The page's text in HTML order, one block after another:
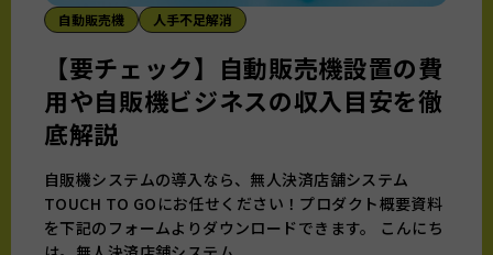
自動販売機 人手不足解消
【要チェック】自動販売機設置の費
用や自販機ビジネスの収入目安を徹
底解説
自販機システムの導入なら、無人決済店舗システム
TOUCH TO GOにお任せください！プロダクト概要資料
を下記のフォームよりダウンロードできます。 こんにち